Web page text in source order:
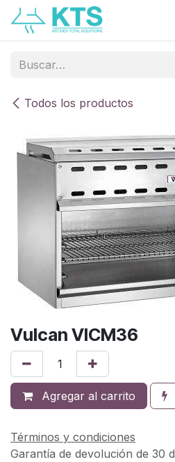
Ir al contenido
Todos los productos
Vulcan VICM36
Agregar al carrito
Términos y condiciones
Garantía de devolución de 30